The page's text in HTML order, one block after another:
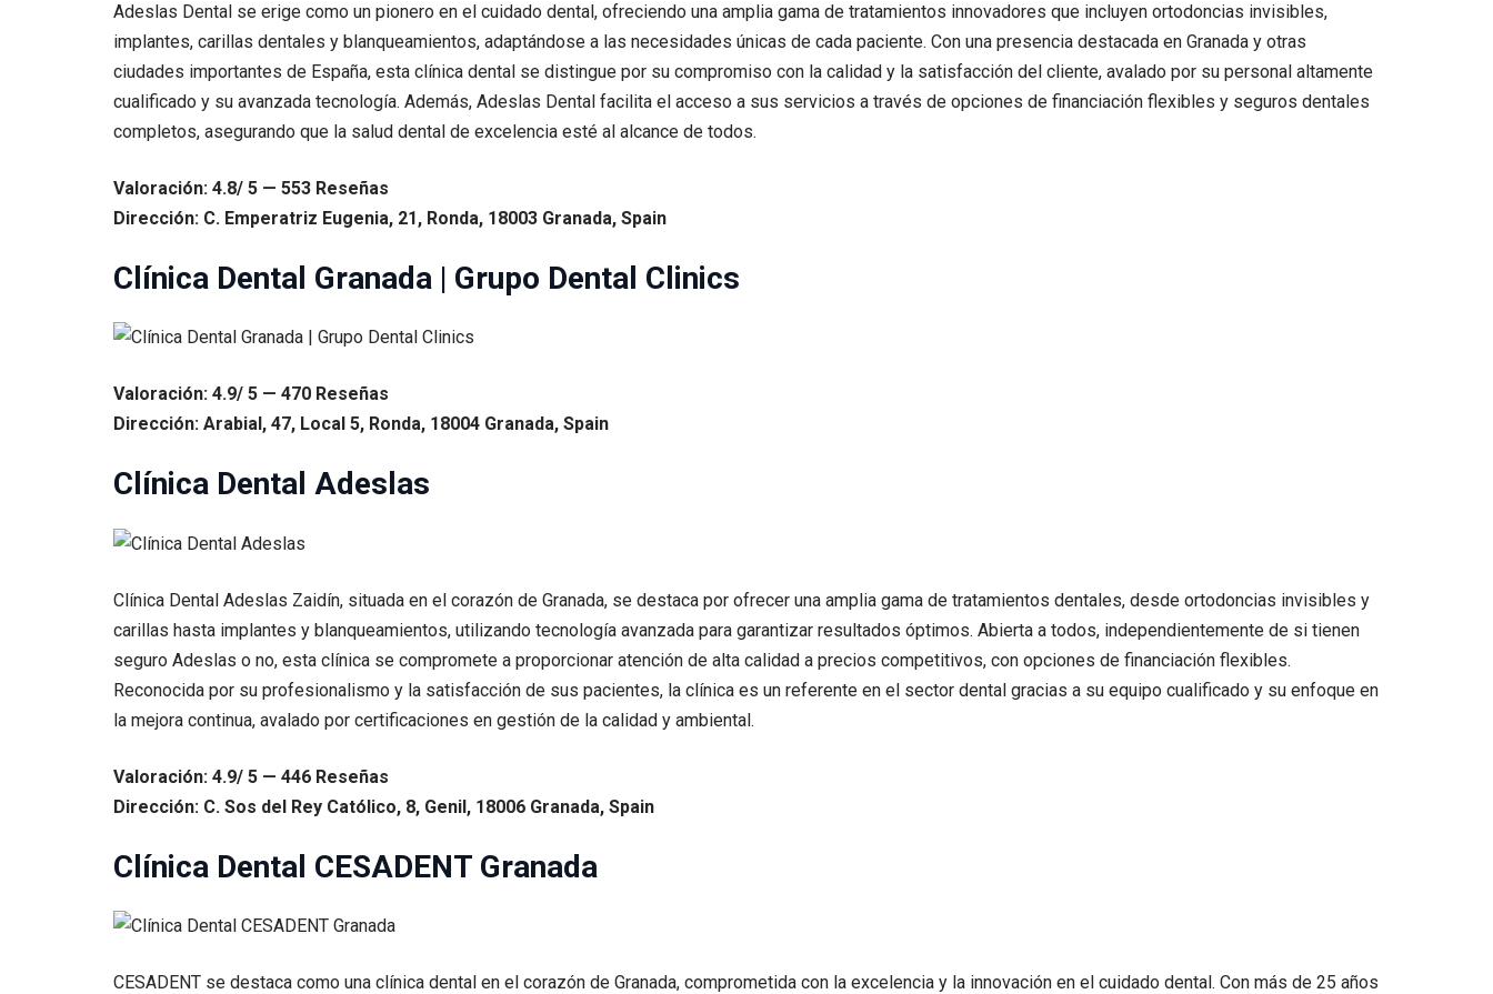
Adeslas Dental se erige como un pionero en el cuidado dental, ofreciendo una amplia gama de tratamientos innovadores que incluyen ortodoncias invisibles,
implantes, carillas dentales y blanqueamientos, adaptándose a las necesidades únicas de cada paciente. Con una presencia destacada en Granada y otras
ciudades importantes de España, esta clínica dental se distingue por su compromiso con la calidad y la satisfacción del cliente, avalado por su personal altamente
cualificado y su avanzada tecnología. Además, Adeslas Dental facilita el acceso a sus servicios a través de opciones de financiación flexibles y seguros dentales
completos, asegurando que la salud dental de excelencia esté al alcance de todos.
Valoración: 4.8/ 5 — 553 Reseñas
Dirección: C. Emperatriz Eugenia, 21, Ronda, 18003 Granada, Spain
Clínica Dental Granada | Grupo Dental Clinics
Valoración: 4.9/ 5 — 470 Reseñas
Dirección: Arabial, 47, Local 5, Ronda, 18004 Granada, Spain
Clínica Dental Adeslas
Clínica Dental Adeslas Zaidín, situada en el corazón de Granada, se destaca por ofrecer una amplia gama de tratamientos dentales, desde ortodoncias invisibles y
carillas hasta implantes y blanqueamientos, utilizando tecnología avanzada para garantizar resultados óptimos. Abierta a todos, independientemente de si tienen
seguro Adeslas o no, esta clínica se compromete a proporcionar atención de alta calidad a precios competitivos, con opciones de financiación flexibles.
Reconocida por su profesionalismo y la satisfacción de sus pacientes, la clínica es un referente en el sector dental gracias a su equipo cualificado y su enfoque en
la mejora continua, avalado por certificaciones en gestión de la calidad y ambiental.
Valoración: 4.9/ 5 — 446 Reseñas
Dirección: C. Sos del Rey Católico, 8, Genil, 18006 Granada, Spain
Clínica Dental CESADENT Granada
CESADENT se destaca como una clínica dental en el corazón de Granada, comprometida con la excelencia y la innovación en el cuidado dental. Con más de 25 años